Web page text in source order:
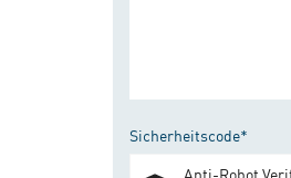
Sicherheitscode*
Anti-Robot